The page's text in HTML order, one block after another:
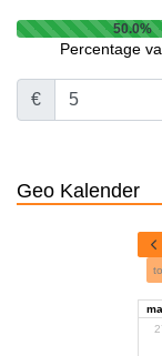
50.0%
Percentage
€
Geo Kalender
ma